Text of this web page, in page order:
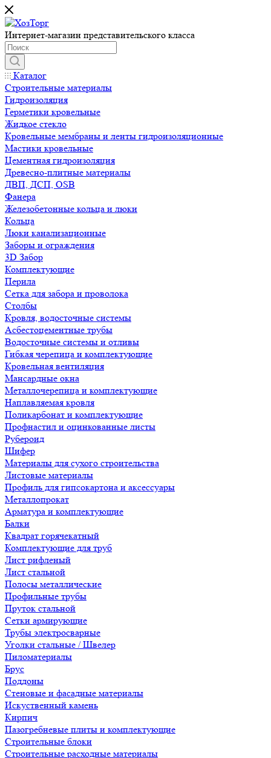
Интернет-магазин представительского класса
Каталог
Строительные материалы
Гидроизоляция
Герметики кровельные
Жидкое стекло
Кровельные мембраны и ленты гидроизоляционные
Мастики кровельные
Цементная гидроизоляция
Древесно-плитные материалы
ДВП, ДСП, OSB
Фанера
Железобетонные кольца и люки
Кольца
Люки канализационные
Заборы и ограждения
3D Забор
Комплектующие
Перила
Сетка для забора и проволока
Столбы
Кровля, водосточные системы
Асбестоцементные трубы
Водосточные системы и отливы
Гибкая черепица и комплектующие
Кровельная вентиляция
Мансардные окна
Металлочерепица и комплектующие
Наплавляемая кровля
Поликарбонат и комплектующие
Профнастил и оцинкованные листы
Рубероид
Шифер
Материалы для сухого строительства
Листовые материалы
Профиль для гипсокартона и аксессуары
Металлопрокат
Арматура и комплектующие
Балки
Квадрат горячекатный
Комплектующие для труб
Лист рифленый
Лист стальной
Полосы металлические
Профильные трубы
Пруток стальной
Сетки армирующие
Трубы электросварные
Уголки стальные / Швелер
Пиломатериалы
Брус
Поддоны
Стеновые и фасадные материалы
Искуственный камень
Кирпич
Пазогребневые плиты и комплектующие
Строительные блоки
Строительные расходные материалы